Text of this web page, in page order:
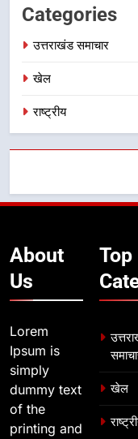
Categories
उत्तराखंड समाचार
खेल
राष्ट्रीय
About
Us
Lorem
Ipsum is
simply
dummy text
of the
printing and
Top
खेल